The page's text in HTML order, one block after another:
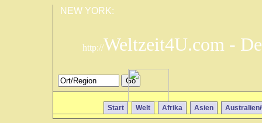
NEW YORK:
http://Weltzeit4U.com -
Start Welt Afrika Asien